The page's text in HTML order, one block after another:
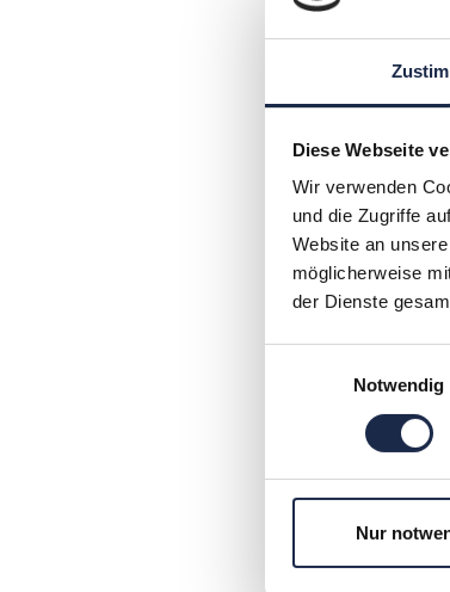
Diese Webseite
Wir verwenden
und die Zugriffe
Website an
möglicherweise
der Dienste
Notwendig
Nur
Web TV und
28. September 2009
Große Resonanz
Artikel
Große
von Print &
Hamburg nimmt